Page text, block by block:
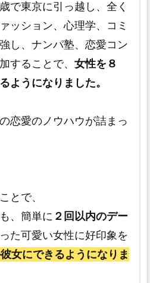
で東京に引っ越し、全く
ッション、心理学、コミ
し、ナンパ塾、恋愛コン
することで、 女性を８
ようになりました。
恋愛のノウハウが詰まっ
とで、
、簡単に ２回以内のデー
た可愛い女性に好印象を
女にできるようになりま